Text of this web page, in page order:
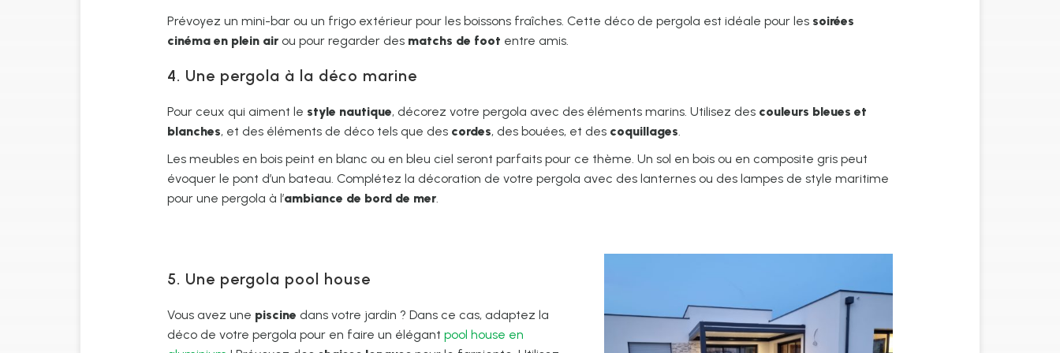
Prévoyez un mini-bar ou un frigo extérieur pour les boissons fraîches. Cette déco de pergola est idéale pour les soirées
cinéma en plein air ou pour regarder des matchs de foot entre amis.
4. Une pergola à la déco marine
Pour ceux qui aiment le style nautique, décorez votre pergola avec des éléments marins. Utilisez des couleurs bleues et
blanches, et des éléments de déco tels que des cordes, des bouées, et des coquillages.
Les meubles en bois peint en blanc ou en bleu ciel seront parfaits pour ce thème. Un sol en bois ou en composite gris peut
évoquer le pont d’un bateau. Complétez la décoration de votre pergola avec des lanternes ou des lampes de style maritime
pour une pergola à l’ambiance de bord de mer.
5. Une pergola pool house
Vous avez une piscine dans votre jardin ? Dans ce cas, adaptez la
déco de votre pergola pour en faire un élégant pool house en